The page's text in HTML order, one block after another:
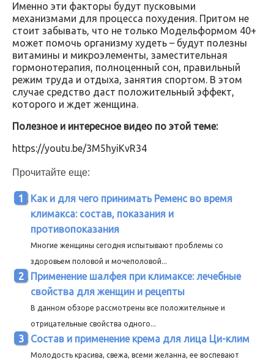
Именно эти факторы будут пусковыми
механизмами для процесса похудения. Притом не
стоит забывать, что не только Модельформом 40+
может помочь организму худеть – будут полезны
витамины и микроэлементы, заместительная
гормонотерапия, полноценный сон, правильный
режим труда и отдыха, занятия спортом. В этом
случае средство даст положительный эффект,
которого и ждет женщина.
Полезное и интересное видео по этой теме:
https://youtu.be/3M5hyiKvR34
Прочитайте еще:
Как и для чего принимать Ременс во время
климакса: состав, показания и
противопоказания
Многие женщины сегодня испытывают проблемы со
здоровьем половой и мочеполовой...
Применение шалфея при климаксе: лечебные
свойства для женщин и рецепты
В данном обзоре рассмотрены все положительные и
отрицательные свойства одного...
Состав и применение крема для лица Ци-клим
Молодость красива, свежа, всеми желанна, ее воспевают